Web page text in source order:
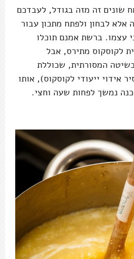
שונים זה מזה בגודל, לעבדכם
אלא לבחון ולפתח מתכון עבור
עצמו. ברשת אמנם תוכלו
לקוסקוס מתירס, אבל
המסורתית, שכוללת
אידוי ייעודי לקוסקוס), אותו
נמשך לפחות שעה וחצי.